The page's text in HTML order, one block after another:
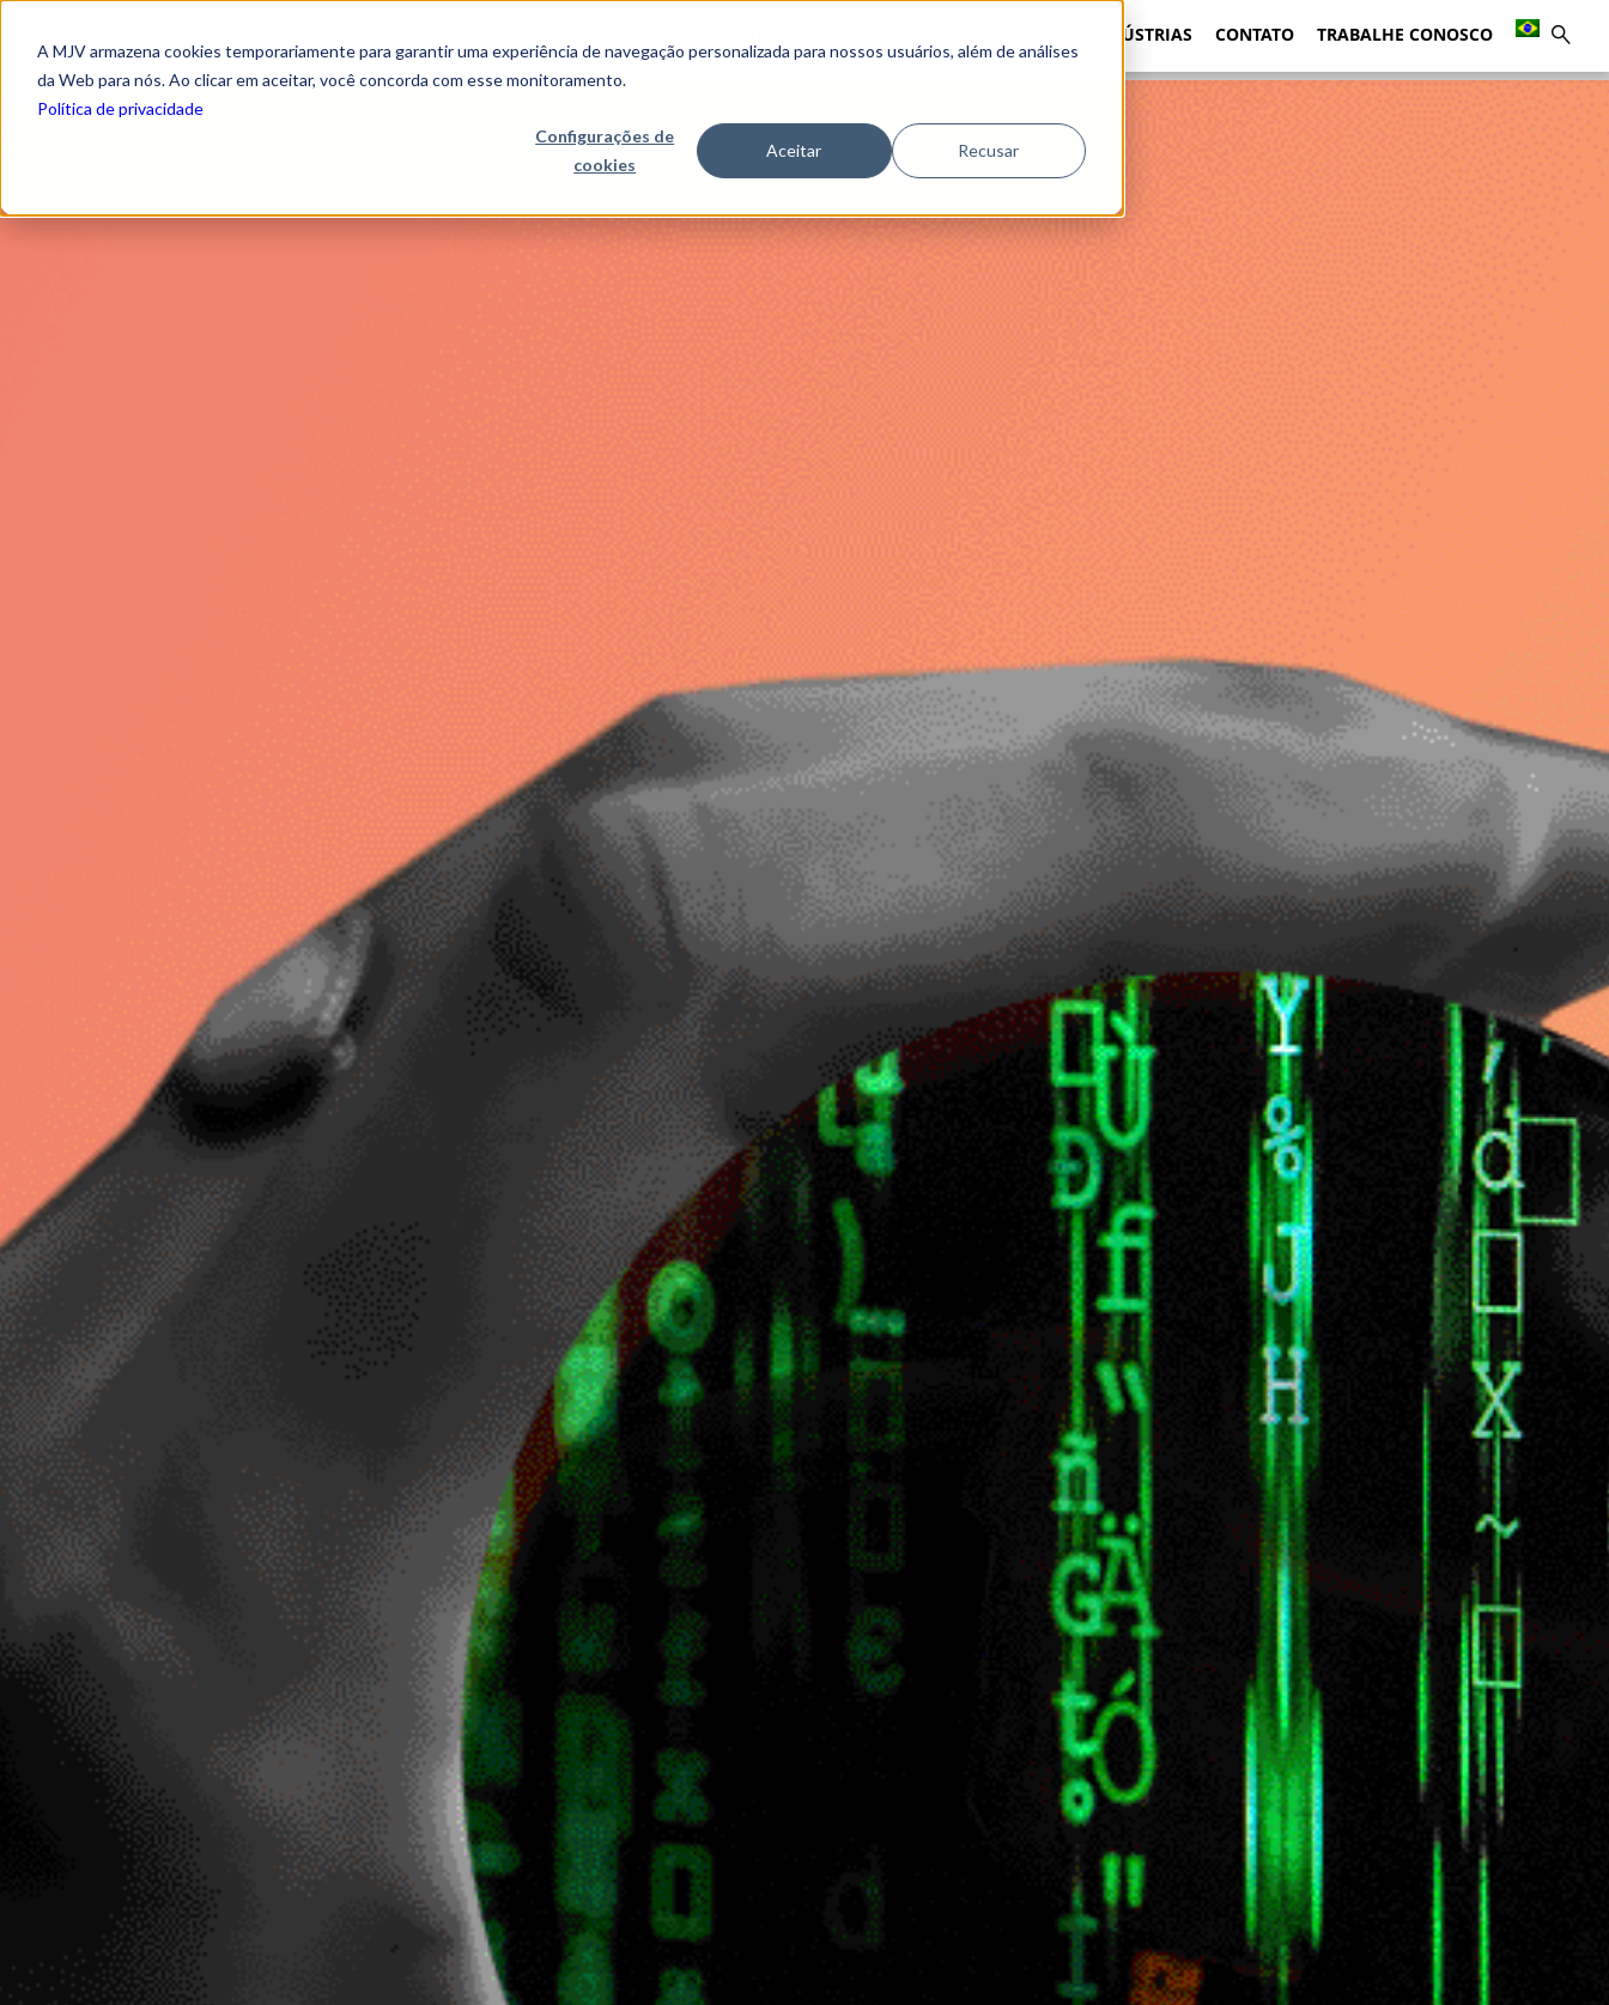
A MJV armazena cookies temporariamente para garantir uma experiência de navegação personalizada para nossos usuários, além de análises
da Web para nós. Ao clicar em aceitar, você concorda com esse monitoramento.
Política de privacidade
Configurações de
cookies
Aceitar Recusar
INDÚSTRIAS CONTATO TRABALHE CONOSCO